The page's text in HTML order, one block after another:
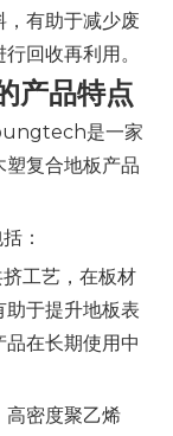
有助于减少废
回收再利用。
产品特点
是一家
复合地板产品
：
工艺，在板材
于提升地板表
在长期使用中
高密度聚乙烯